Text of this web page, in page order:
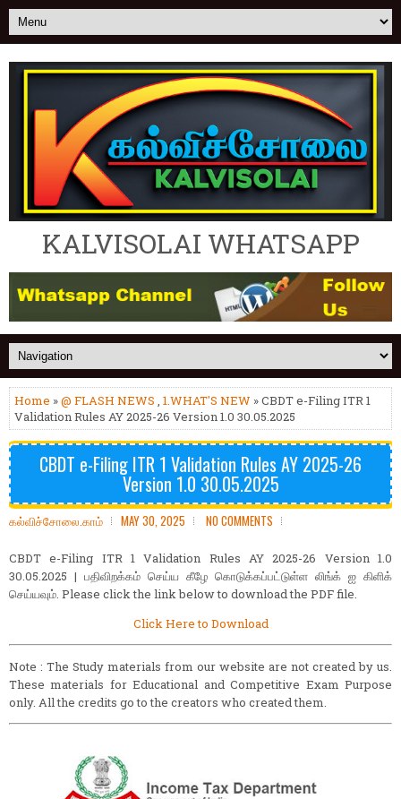
KALVISOLAI WHATSAPP
Home »@ FLASH NEWS , 1.WHAT'S NEW » CBDT e-Filing ITR 1
Validation Rules AY 2025-26 Version 1.0 30.05.2025
CBDT e-Filing ITR 1 Validation Rules AY 2025-26
Version 1.0 30.05.2025
கல்விச்சோலை.காம் MAY 30, 2025 NO COMMENTS
CBDT e-Filing ITR 1 Validation Rules AY 2025-26 Version 1.0
30.05.2025 | பதிவிறக்கம் செய்ய கீழே கொடுக்கப்பட்டுள்ள லிங்க் ஐ கிளிக்
செய்யவும். Please click the link below to download the PDF file.
Click Here to Download
Note : The Study materials from our website are not created by us.
These materials for Educational and Competitive Exam Purpose
only. All the credits go to the creators who created them.